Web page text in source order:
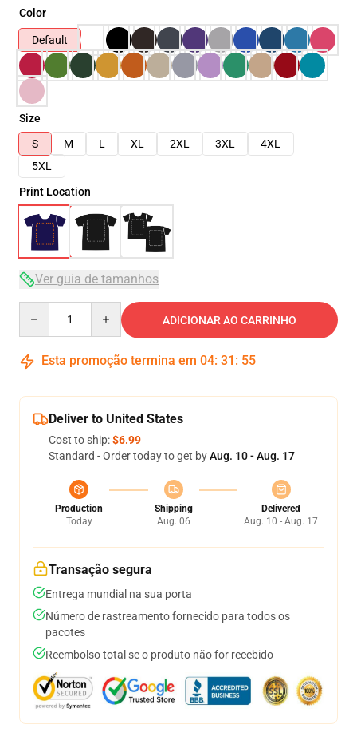
Color
Default
Size
S
M L XL 2XL 3XL
4XL
5XL
Print Location
Ver guia de tamanhos
ADICIONAR AO CARRINHO
Esta promoção termina em 04: 31 : 54
Deliver to United States
Cost to ship:$6.99
Standard - Order today to get byAug. 10 - Aug. 17
Production
Today
Shipping
Aug. 06
Delivered
Aug. 10 - Aug. 17
Transação segura
Entrega mundial na sua porta
Número de rastreamento fornecido para todos os
pacotes
Reembolso total se o produto não for recebido